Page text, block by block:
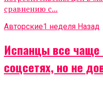
сравнению с...
Авторские1 неделя Назад
Испанцы все чаще
соцсетях, но не